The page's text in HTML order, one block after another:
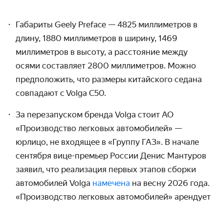
Габариты Geely Preface — 4825 миллиметров в
длину, 1880 миллиметров в ширину, 1469
миллиметров в высоту, а расстояние между
осями составляет 2800 миллиметров. Можно
предположить, что размеры китайского седана
совпадают с Volga C50.
За перезапуском бренда Volga стоит АО
«Производство легковых автомобилей» —
юрлицо, не входящее в «Группу ГАЗ». В начале
сентября вице-премьер России Денис Мантуров
заявил, что реализация первых этапов сборки
автомобилей Volga намечена на весну 2026 года.
«Производство легковых автомобилей» арендует